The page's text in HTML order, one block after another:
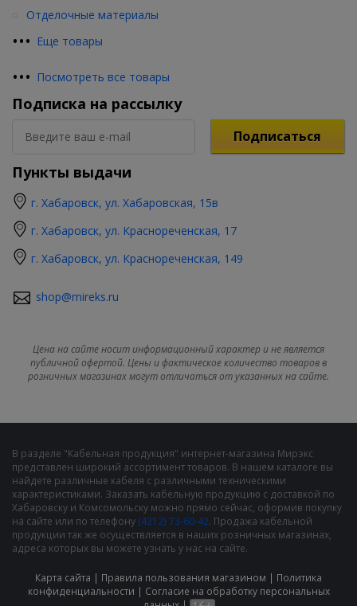
••• Еще товары
Отделочные материалы
••• Посмотреть все товары
Подписка на рассылку
Подписаться
Пункты выдачи
г. Хабаровск, ул. Хабаровская, 15в
г. Хабаровск, ул. Краснореченская, 17
г. Хабаровск, ул. Краснореченская, 149
shop@mireks.ru
Цена на сайте носит информационный характер и не является
публичной офертой. Цены и фактическое количество товаров в
розничных магазинах могут отличаться от указанных на сайте.
В разделе "Кабельная продукция" интернет-магазина Мирэкс
представлен широкий ассортимент товаров. В нашем каталоге вы
найдете различные кабеля с различными техническими
характеристиками. Заказать кабельную продукцию с доставкой по
Хабаровску и Комсомольску можно прямо сейчас, оформив покупку
на сайте или по телефону (4212) 73-60-42. Продажа кабельной
продукции так же осуществляется в наших розничных магазинах,
адреса которых вы можете узнать у нас на сайте.
Карта сайта | Правила пользования магазином | Политика
конфиденциальности | Cогласие на обработку персональных